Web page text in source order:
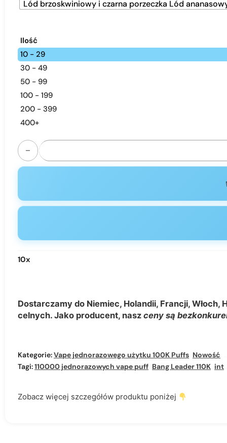
Lód brzoskwiniowy i czarna porzeczka Lód
Ilość
10 - 29
30 - 49
50 - 99
100 - 199
200 - 399
400+
ilość Bang Leader 110K Puffs | 6-mode smart disposable
10x
Dostarczamy do Niemiec, Holandii, Francji,
celnych. Jako producent, nasz ceny są
Kategorie:Vape jednorazowego użytku 100K Puffs Nowość
Tagi:110000 jednorazowych vape puff Bang Leader 110K inteligentny vape LED
Zobacz więcej szczegółów produktu poniżej